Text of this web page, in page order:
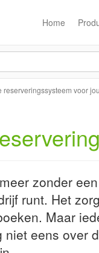
Home
reserveringssysteem voor
zonder
runt. Het
Maar
niet eens over